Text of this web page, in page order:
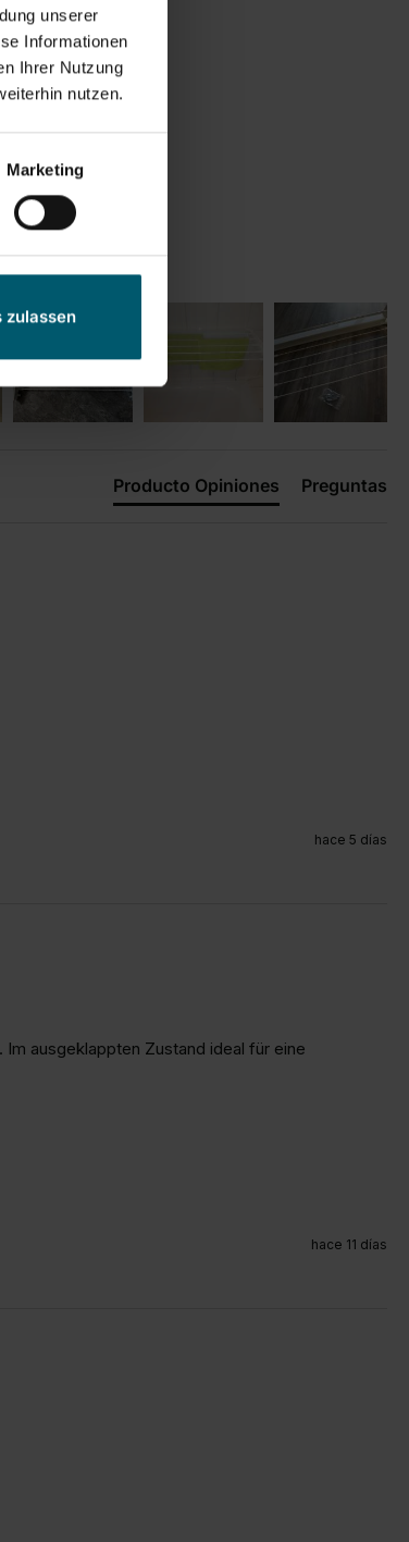
unserer
Informationen
Ihrer Nutzung
nutzen.
Marketing
zulassen
Producto Opiniones Preguntas
hace 5 días
ausgeklappten Zustand ideal für eine
hace 11 días